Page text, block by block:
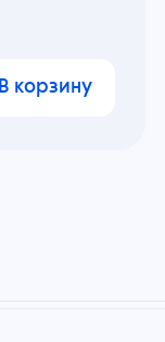
В корзину